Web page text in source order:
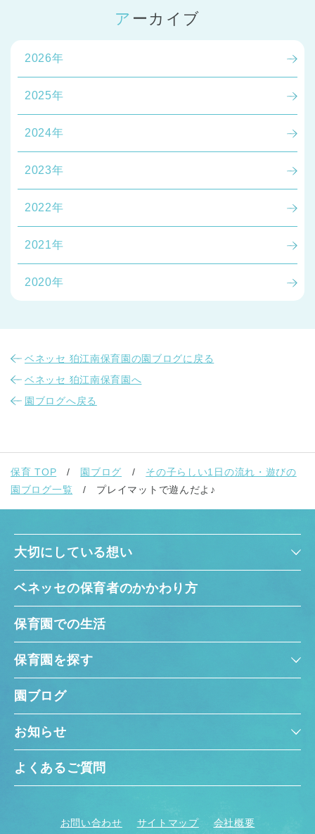
神奈川県 全域
千葉県 千葉県 全域
埼玉県
アーカイブ
2026年
2025年
2024年
2023年
2022年
2021年
2020年
ベネッセ 狛江南保育園の園ブログに戻る
ベネッセ 狛江南保育園へ
園ブログへ戻る
保育 TOP 園ブログ
その子らしい1日の流れ・遊びの
園ブログ一覧
プレイマットで遊んだよ♪
大切にしている想い
ベネッセの保育者のかかわり方
保育園での生活
保育園を探す
園ブログ
お知らせ
よくあるご質問
お問い合わせ サイトマップ 会社概要